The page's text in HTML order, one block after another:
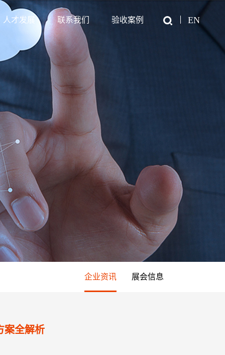
人才发展 联系我们 验收案例 EN
企业资讯 展会信息
案全解析